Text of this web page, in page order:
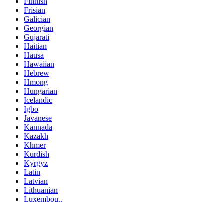
Frisian
Galician
Georgian
Gujarati
Haitian
Hausa
Hawaiian
Hebrew
Hmong
Hungarian
Icelandic
Igbo
Javanese
Kannada
Kazakh
Khmer
Kurdish
Kyrgyz
Latin
Latvian
Lithuanian
Luxembou..